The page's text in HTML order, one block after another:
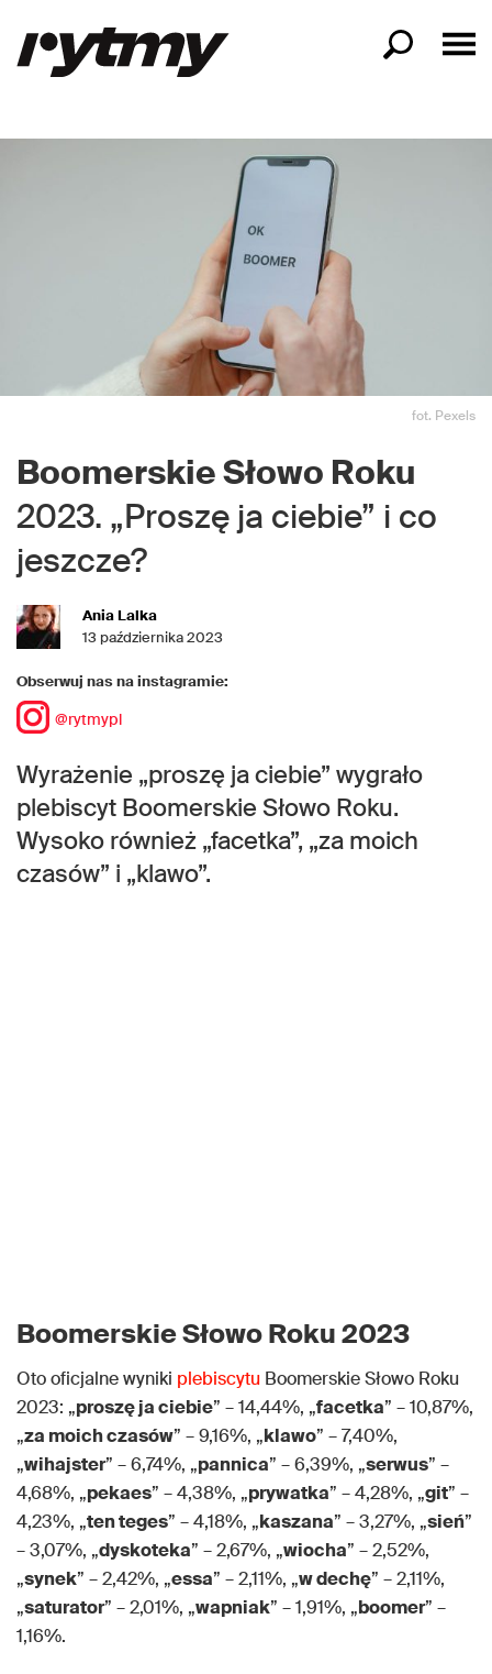
fot. Pexels
Boomerskie Słowo Roku
2023. „Proszę ja ciebie” i co
jeszcze?
Ania Lalka
13 października 2023
Obserwuj nas na instagramie:
@rytmypl
Wyrażenie „proszę ja ciebie” wygrało
plebiscyt Boomerskie Słowo Roku.
Wysoko również „facetka”, „za moich
czasów” i „klawo”.
Boomerskie Słowo Roku 2023
Oto oficjalne wyniki plebiscytu Boomerskie Słowo Roku
2023: „proszę ja ciebie” – 14,44%, „facetka” – 10,87%,
„za moich czasów” – 9,16%, „klawo” – 7,40%,
„wihajster” – 6,74%, „pannica” – 6,39%, „serwus” –
4,68%, „pekaes” – 4,38%, „prywatka” – 4,28%, „git” –
4,23%, „ten teges” – 4,18%, „kaszana” – 3,27%, „sień”
– 3,07%, „dyskoteka” – 2,67%, „wiocha” – 2,52%,
„synek” – 2,42%, „essa” – 2,11%, „w dechę” – 2,11%,
„saturator” – 2,01%, „wapniak” – 1,91%, „boomer” –
1,16%.